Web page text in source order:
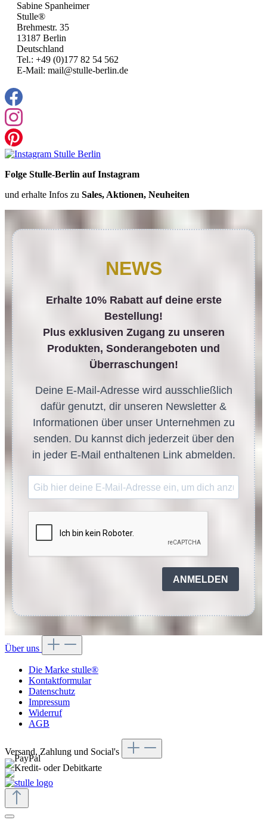
Sabine Spanheimer
Stulle®
Brehmestr. 35
13187 Berlin
Deutschland
Tel.: +49 (0)177 82 54 562
E-Mail: mail@stulle-berlin.de
Folge Stulle-Berlin auf Instagram
und erhalte Infos zu Sales, Aktionen, Neuheiten
NEWS
Erhalte 10% Rabatt auf deine erste
Bestellung!
Plus exklusiven Zugang zu unseren
Produkten, Sonderangeboten und
Überraschungen!
Deine E-Mail-Adresse wird ausschließlich
dafür genutzt, dir unseren Newsletter &
Informationen über unser Unternehmen zu
senden. Du kannst dich jederzeit über den
in jeder E-Mail enthaltenen Link abmelden.
ANMELDEN
Über uns
Die Marke stulle®
Kontaktformular
Datenschutz
Impressum
Widerruf
AGB
Versand, Zahlung und Social's